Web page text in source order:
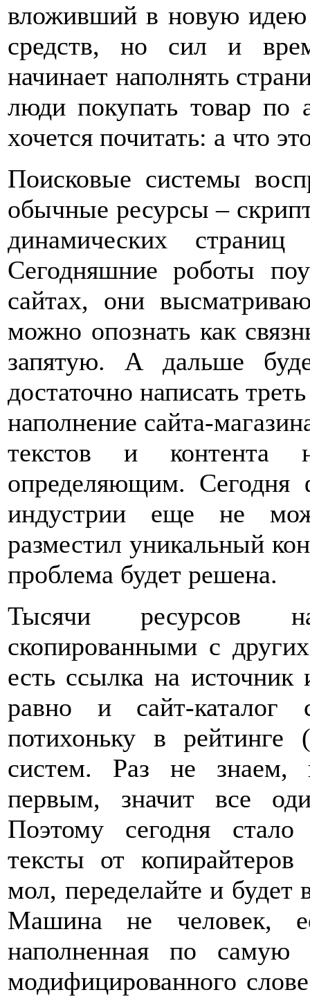
вложивший в новую идею
средств, но сил и
начинает наполнять
люди покупать товар по
хочется почитать: а что
Поисковые системы
обычные ресурсы –
динамических
Сегодняшние роботы
сайтах, они
можно опознать как
запятую. А дальше
достаточно написать
наполнение сайта-
текстов и контента
определяющим. Сегодня
индустрии еще не
разместил уникальный
проблема будет решена.
Тысячи ресурсов
скопированными с
есть ссылка на
равно и сайт-каталог
потихоньку в
систем. Раз не знаем,
первым, значит все
Поэтому сегодня
тексты от
мол, переделайте и будет
Машина не человек,
наполненная по самую
модифицированного